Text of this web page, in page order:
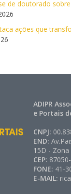
de doutorado
ações que
ADIPR
e Portais
CNPJ:
END:
15D - Zona
CEP:
FONE: 41-
E-MAIL: